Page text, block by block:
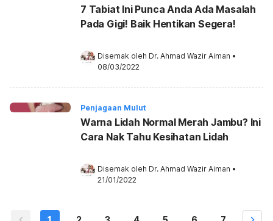
7 Tabiat Ini Punca Anda Ada Masalah
Pada Gigi! Baik Hentikan Segera!
Disemak oleh Dr. Ahmad Wazir Aiman •
08/03/2022
Penjagaan Mulut
Warna Lidah Normal Merah Jambu? Ini
Cara Nak Tahu Kesihatan Lidah
Disemak oleh Dr. Ahmad Wazir Aiman •
21/01/2022